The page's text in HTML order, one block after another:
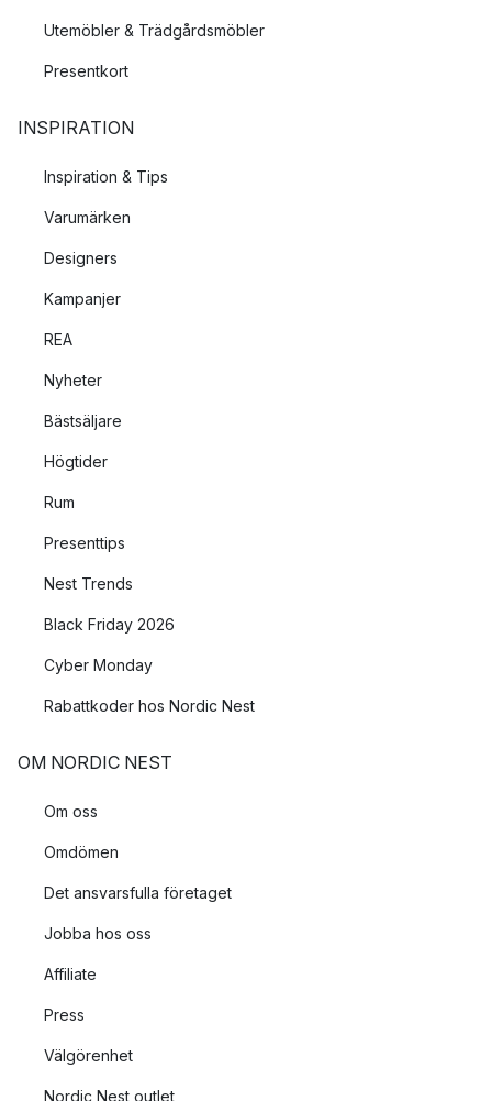
Utemöbler & Trädgårdsmöbler
Presentkort
INSPIRATION
Inspiration & Tips
Varumärken
Designers
Kampanjer
REA
Nyheter
Bästsäljare
Högtider
Rum
Presenttips
Nest Trends
Black Friday 2026
Cyber Monday
Rabattkoder hos Nordic Nest
OM NORDIC NEST
Om oss
Omdömen
Det ansvarsfulla företaget
Jobba hos oss
Affiliate
Press
Välgörenhet
Nordic Nest outlet